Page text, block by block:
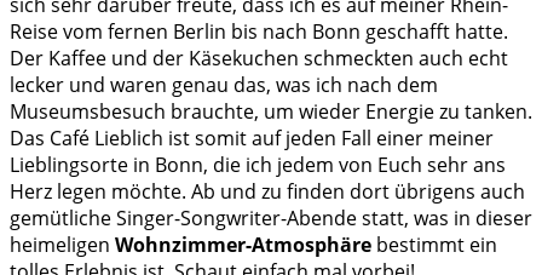
Reise vom fernen Berlin bis nach Bonn geschafft hatte.
Der Kaffee und der Käsekuchen schmeckten auch echt
lecker und waren genau das, was ich nach dem
Museumsbesuch brauchte, um wieder Energie zu tanken.
Das Café Lieblich ist somit auf jeden Fall einer meiner
Lieblingsorte in Bonn, die ich jedem von Euch sehr ans
Herz legen möchte. Ab und zu finden dort übrigens auch
gemütliche Singer-Songwriter-Abende statt, was in dieser
heimeligen Wohnzimmer-Atmosphäre bestimmt ein